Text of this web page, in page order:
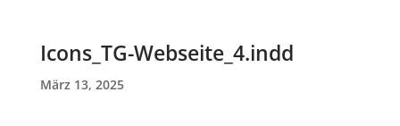
Icons_TG-Webseite_4.indd
März 13, 2025